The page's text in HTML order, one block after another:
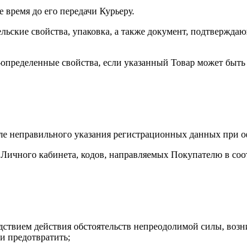
до его передачи Курьеру.
свойства, упаковка, а также документ,
свойства, если указанный Товар может
неправильного указания регистрационных данных при
кабинета, кодов, направляемых Покупателю в
действия обстоятельств непреодолимой силы,
предотвратить;